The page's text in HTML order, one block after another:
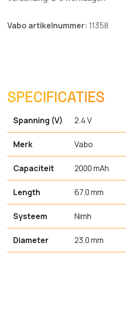
Vabo artikelnummer: 11358
SPECIFICATIES
Spanning (V) 2.4 V
Merk Vabo
Capaciteit 2000 mAh
Length 67.0 mm
Systeem Nimh
Diameter 23.0 mm